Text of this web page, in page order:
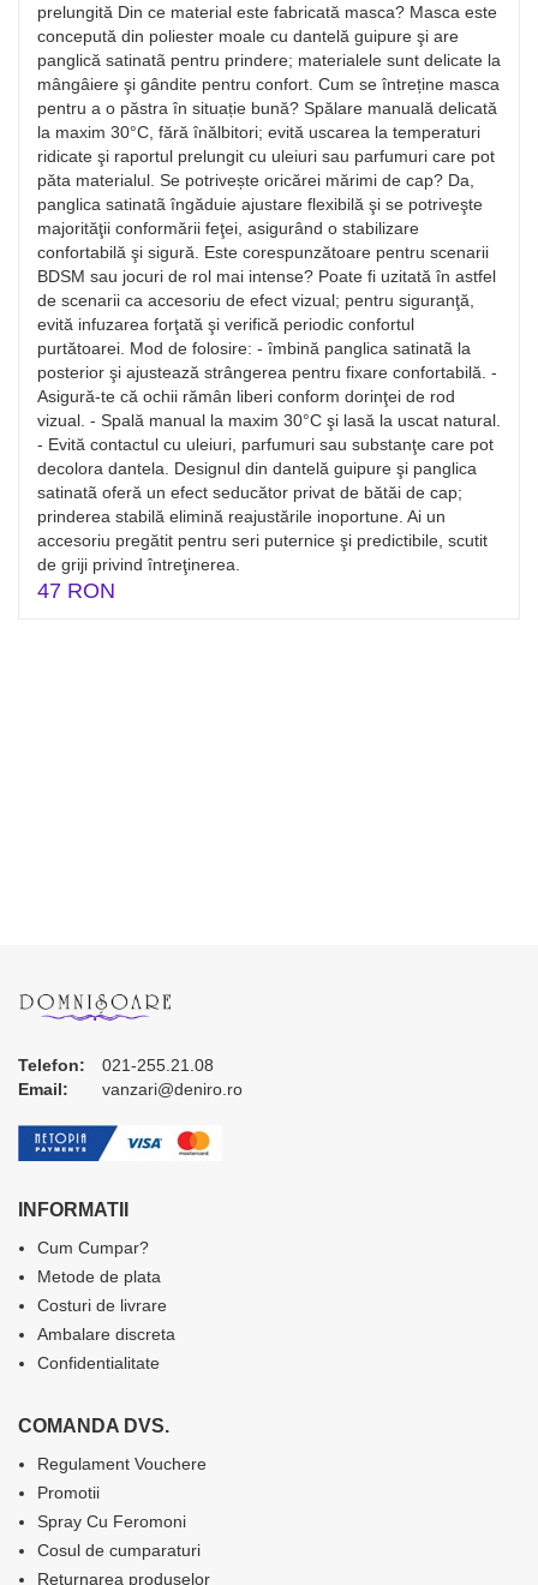
prelungită Din ce material este fabricată masca? Masca este
concepută din poliester moale cu dantelă guipure şi are
panglică satinatã pentru prindere; materialele sunt delicate la
mângâiere şi gândite pentru confort. Cum se întreține masca
pentru a o păstra în situație bună? Spălare manuală delicată
la maxim 30°C, fără înălbitori; evită uscarea la temperaturi
ridicate şi raportul prelungit cu uleiuri sau parfumuri care pot
păta materialul. Se potrivește oricărei mărimi de cap? Da,
panglica satinatã îngăduie ajustare flexibilă şi se potriveşte
majorităţii conformării feţei, asigurând o stabilizare
confortabilă şi sigură. Este corespunzătoare pentru scenarii
BDSM sau jocuri de rol mai intense? Poate fi uzitată în astfel
de scenarii ca accesoriu de efect vizual; pentru siguranţă,
evită infuzarea forţată şi verifică periodic confortul
purtătoarei. Mod de folosire: - îmbină panglica satinatã la
posterior şi ajustează strângerea pentru fixare confortabilă. -
Asigură-te că ochii rămân liberi conform dorinţei de rod
vizual. - Spală manual la maxim 30°C şi lasă la uscat natural.
- Evită contactul cu uleiuri, parfumuri sau substanţe care pot
decolora dantela. Designul din dantelă guipure şi panglica
satinatã oferă un efect seducător privat de bătăi de cap;
prinderea stabilă elimină reajustările inoportune. Ai un
accesoriu pregătit pentru seri puternice şi predictibile, scutit
de griji privind întreţinerea.
47 RON
Telefon:
021-255.21.08
Email:
vanzari@deniro.ro
INFORMATII
Cum Cumpar?
Metode de plata
Costuri de livrare
Ambalare discreta
Confidentialitate
COMANDA DVS.
Regulament Vouchere
Promotii
Spray Cu Feromoni
Cosul de cumparaturi
Returnarea produselor